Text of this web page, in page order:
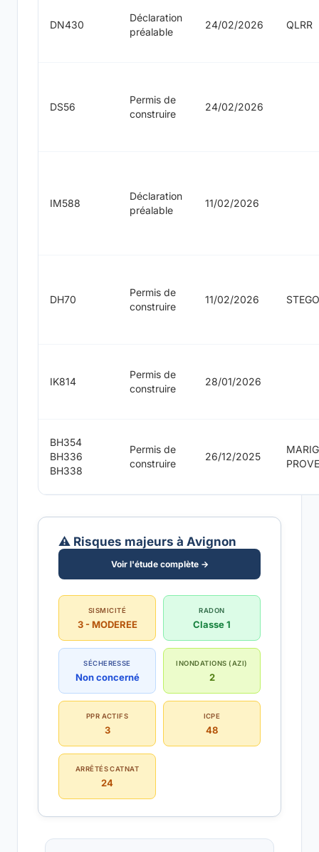
DN430
Déclaration
préalable
24/02/2026 QLRR
DS56
Permis de
construire
24/02/2026
IM588
Déclaration
préalable
11/02/2026
DH70
Permis de
construire
11/02/2026
IK814
Permis de
construire
28/01/2026
BH354
BH336
BH338
Permis de
construire
26/12/2025
⚠️ Risques majeurs à Avignon
Voir l'étude complète →
SISMICITÉ
3 - MODEREE
RADON
Classe 1
SÉCHERESSE
Non concerné
INONDATIONS (AZI)
2
PPR ACTIFS
3
ICPE
48
ARRÊTÉS CATNAT
24